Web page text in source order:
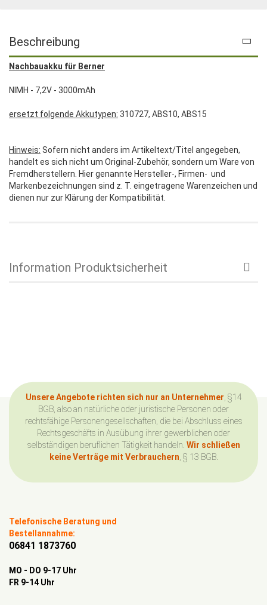
Beschreibung
Nachbauakku für Berner
NIMH - 7,2V - 3000mAh
ersetzt folgende Akkutypen: 310727, ABS10, ABS15
Hinweis: Sofern nicht anders im Artikeltext/Titel angegeben,
handelt es sich nicht um Original-Zubehör, sondern um Ware von
Fremdherstellern. Hier genannte Hersteller-, Firmen- und
Markenbezeichnungen sind z. T. eingetragene Warenzeichen und
dienen nur zur Klärung der Kompatibilität.
Information Produktsicherheit
Unsere Angebote richten sich nur an Unternehmer , §14
BGB, also an natürliche oder juristische Personen oder
rechtsfähige Personengesellschaften, die bei Abschluss eines
Rechtsgeschäfts in Ausübung ihrer gewerblichen oder
selbständigen beruflichen Tätigkeit handeln. Wir schließen
keine Verträge mit Verbrauchern , § 13 BGB.
Telefonische Beratung und
Bestellannahme:
06841 1873760
MO - DO 9-17 Uhr
FR 9-14 Uhr